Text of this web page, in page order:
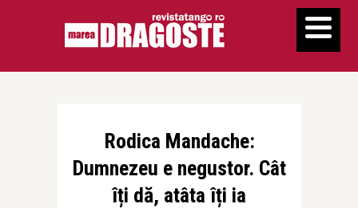
Rodica Mandache:
Dumnezeu e negustor. Cât
îți dă, atâta îți ia